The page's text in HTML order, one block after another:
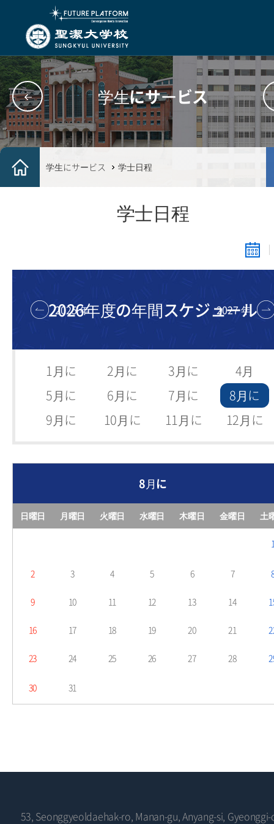
学生にサービス
学生にサービス 学士日程
学士日程
2025年
2026年度の年間スケジュール
2027年
1月に 2月に 3月に
4月
5月に
6月に 7月に
8月に
9月に
10月に 11月に 12月に
8月に
日曜日 月曜日 火曜日 水曜日 木曜日 金曜日 土
2 3 4 5 6 7
9 10 11 12 13 14
16 17 18 19 20 21
23 24 25 26 27 28
30 31
53, Seonggyeoldaehak-ro, Manan-gu, Anyang-si,